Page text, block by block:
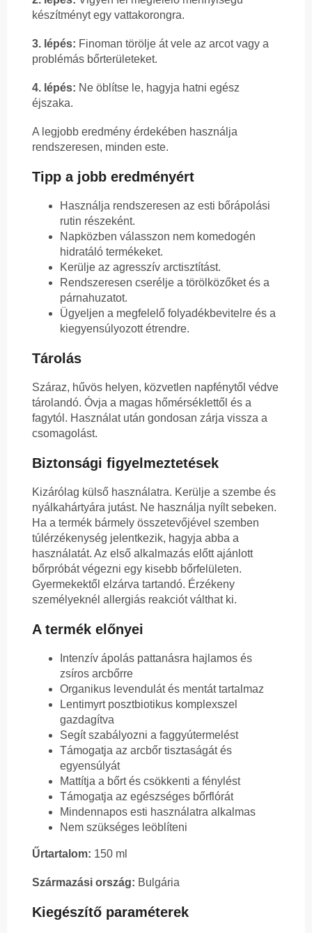
készítményt egy vattakorongra.
3. lépés: Finoman törölje át vele az arcot vagy a
problémás bőrterületeket.
4. lépés: Ne öblítse le, hagyja hatni egész
éjszaka.
A legjobb eredmény érdekében használja
rendszeresen, minden este.
Tipp a jobb eredményért
Használja rendszeresen az esti bőrápolási
rutin részeként.
Napközben válasszon nem komedogén
hidratáló termékeket.
Kerülje az agresszív arctisztítást.
Rendszeresen cserélje a törölközőket és a
párnahuzatot.
Ügyeljen a megfelelő folyadékbevitelre és a
kiegyensúlyozott étrendre.
Tárolás
Száraz, hűvös helyen, közvetlen napfénytől védve
tárolandó. Óvja a magas hőmérséklettől és a
fagytól. Használat után gondosan zárja vissza a
csomagolást.
Biztonsági figyelmeztetések
Kizárólag külső használatra. Kerülje a szembe és
nyálkahártyára jutást. Ne használja nyílt sebeken.
Ha a termék bármely összetevőjével szemben
túlérzékenység jelentkezik, hagyja abba a
használatát. Az első alkalmazás előtt ajánlott
bőrpróbát végezni egy kisebb bőrfelületen.
Gyermekektől elzárva tartandó. Érzékeny
személyeknél allergiás reakciót válthat ki.
A termék előnyei
Intenzív ápolás pattanásra hajlamos és
zsíros arcbőrre
Organikus levendulát és mentát tartalmaz
Lentimyrt posztbiotikus komplexszel
gazdagítva
Segít szabályozni a faggyútermelést
Támogatja az arcbőr tisztaságát és
egyensúlyát
Mattítja a bőrt és csökkenti a fénylést
Támogatja az egészséges bőrflórát
Mindennapos esti használatra alkalmas
Nem szükséges leöblíteni
Űrtartalom: 150 ml
Származási ország: Bulgária
Kiegészítő paraméterek